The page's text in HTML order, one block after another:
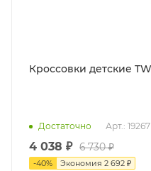
Достаточно Арт.: 19267
4 038 ₽ 6 730 ₽
-40% Экономия 2 692 ₽